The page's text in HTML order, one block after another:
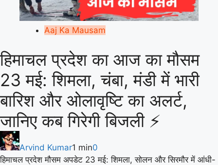
Aaj Ka Mausam
हिमाचल प्रदेश का आज का मौसम
23 मई: शिमला, चंबा, मंडी में भारी
बारिश और ओलावृष्टि का अलर्ट,
जानिए कब गिरेगी बिजली ⚡
Arvind Kumar1 min0
हिमाचल प्रदेश मौसम अपडेट 23 मई: शिमला, सोलन और सिरमौर में आंधी-